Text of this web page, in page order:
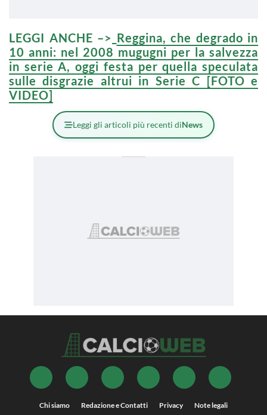
LEGGI ANCHE –> Reggina, che degrado in
10 anni: nel 2008 mugugni per la salvezza
in serie A, oggi festa per quella speculata
sulle disgrazie altrui in Serie C [FOTO e
VIDEO]
Leggi gli articoli più recenti diNews
Chi siamo Redazione e Contatti Privacy Note legali